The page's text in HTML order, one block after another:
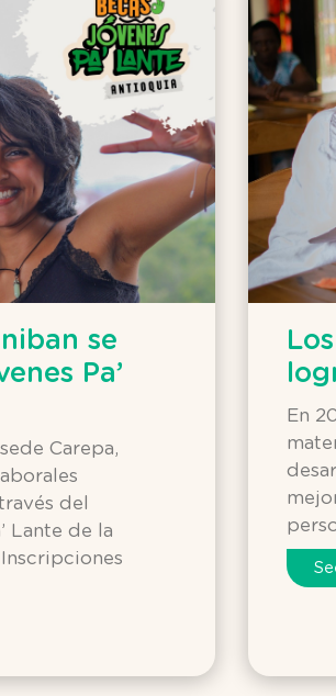
se
Pa’
Carepa,
del
Lante de la
En